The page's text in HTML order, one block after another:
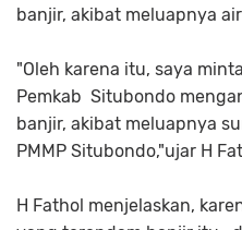
banjir, akibat meluapnya
"Oleh karena itu, saya
Pemkab Situbondo
banjir, akibat meluapnya
PMMP Situbondo,"ujar H
H Fathol menjelaskan,